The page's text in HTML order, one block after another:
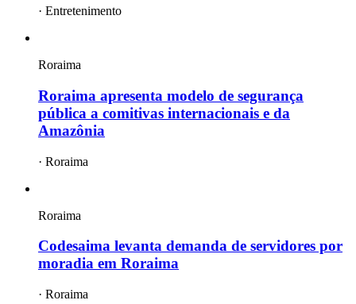
· Entretenimento
Roraima
Roraima apresenta modelo de segurança
pública a comitivas internacionais e da
Amazônia
· Roraima
Roraima
Codesaima levanta demanda de servidores por
moradia em Roraima
· Roraima